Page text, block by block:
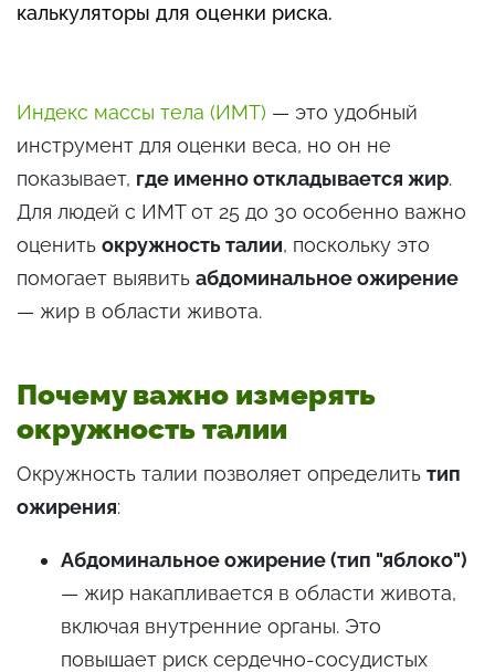
калькуляторы для оценки риска.
Индекс массы тела (ИМТ) — это удобный
инструмент для оценки веса, но он не
показывает, где именно откладывается жир.
Для людей с ИМТ от 25 до 30 особенно важно
оценить окружность талии, поскольку это
помогает выявить абдоминальное ожирение
— жир в области живота.
Почему важно измерять
окружность талии
Окружность талии позволяет определить тип
ожирения:
Абдоминальное ожирение (тип "яблоко")
— жир накапливается в области живота,
включая внутренние органы. Это
повышает риск сердечно-сосудистых